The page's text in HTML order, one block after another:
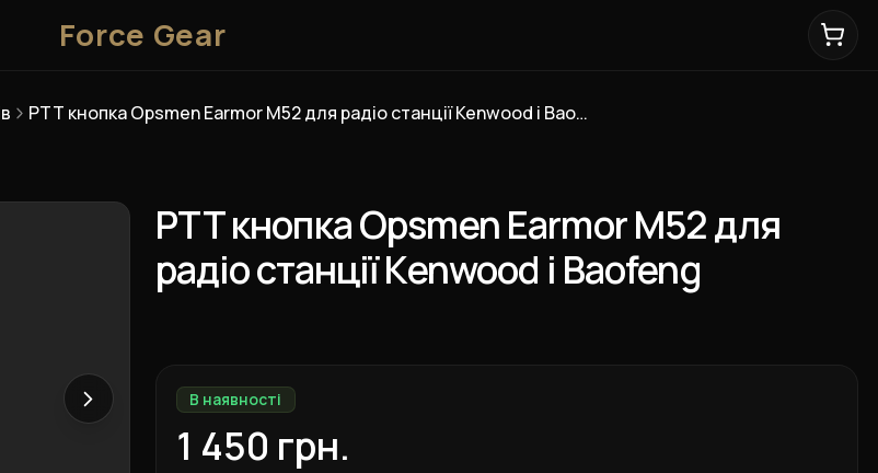
Force Gear
PTT кнопка Opsmen Earmor M52 для радіо станції Kenwood і Baofeng
PTT кнопка Opsmen Earmor M52 для
радіо станції Kenwood і Baofeng
В наявності
1 450 грн.